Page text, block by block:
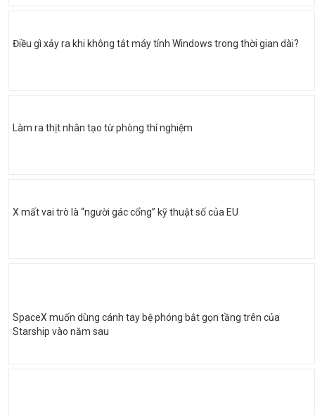
Điều gì xảy ra khi không tắt máy tính Windows trong thời gian dài?
Làm ra thịt nhân tạo từ phòng thí nghiệm
X mất vai trò là “người gác cổng” kỹ thuật số của EU
SpaceX muốn dùng cánh tay bệ phóng bắt gọn tầng trên của
Starship vào năm sau